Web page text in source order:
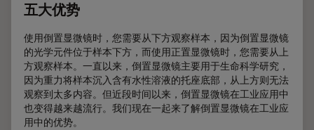
五大优势
使用倒置显微镜时，您需要从下方观察样本，因为倒置显微镜
的光学元件位于样本下方，而使用正置显微镜时，您需要从上
方观察样本。一直以来，倒置显微镜主要用于生命科学研究，
因为重力将样本沉入含有水性溶液的托座底部，从上方则无法
观察到太多内容。但近段时间以来，倒置显微镜在工业应用中
也变得越来越流行。我们现在一起来了解倒置显微镜在工业应
用中的优势。